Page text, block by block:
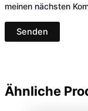
meinen nächsten
Ähnliche